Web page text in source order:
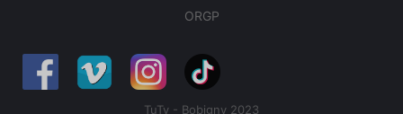
ORGP
TuTv - Bobigny 2023